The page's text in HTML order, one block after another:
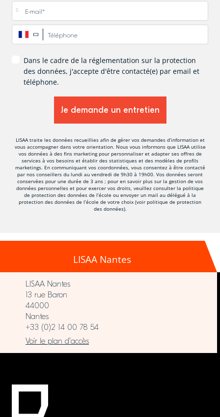
E-mail
Téléphone
Dans le cadre de la réglementation sur la protection
des données, j'accepte d'être contacté(e) par email et
téléphone.
LISAA traite les données recueillies afin de gérer vos demandes d’information et
vous accompagner dans votre orientation. Nous vous informons que LISAA utilise
vos données à des fins marketing pour personnaliser et adapter ses offres de
services à vos besoins et établir des statistiques et des modèles de profils
marketings. En communiquant vos coordonnées, vous consentez à être contacté
par nos conseillers du lundi au vendredi de 9h30 à 19h00. Vos données seront
conservées pour une durée de 3 ans ; pour en savoir plus sur la gestion de vos
données personnelles et pour exercer vos droits, veuillez consulter la politique
de protection des données de l’école ou envoyer un mail au délégué à la
protection des données de l’école de votre choix (voir politique de protection
des données).
LISAA Nantes
LISAA Nantes
13 rue Baron
44000
Nantes
+33 (0)2 14 00 78 54
Voir le plan d’accès